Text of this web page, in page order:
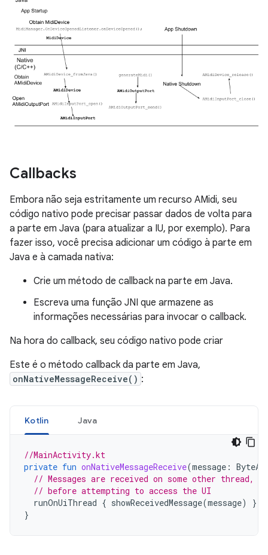
Callbacks
Embora não seja estritamente um recurso AMidi, seu
código nativo pode precisar passar dados de volta para
a parte em Java (para atualizar a IU, por exemplo). Para
fazer isso, você precisa adicionar um código à parte em
Java e à camada nativa:
Crie um método de callback na parte em Java.
Escreva uma função JNI que armazene as
informações necessárias para invocar o callback.
Na hora do callback, seu código nativo pode criar
Este é o método callback da parte em Java,
onNativeMessageReceive() :
Kotlin Java
//MainActivity.kt
private fun onNativeMessageReceive(message :
// Messages are received on some other thread,
// before attempting to access the UI
runOnUiThread { showReceivedMessage(message)
}
}